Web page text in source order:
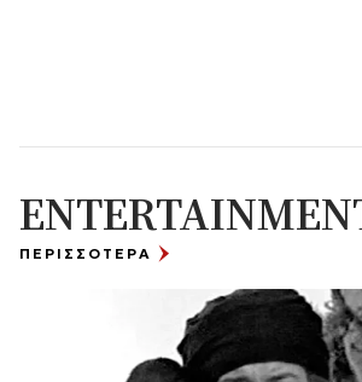
ΠΕΡΙΣΣΟΤΕΡΑ